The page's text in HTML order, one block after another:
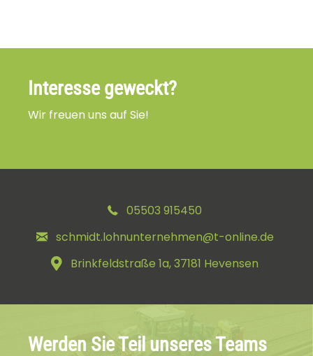
Interesse geweckt?
Wir freuen uns auf Sie!
05503 915450
schmidt.lohnunternehmen@t-online.de
Brinkfeldstraße 1a, 37181 Hevensen
Werden Sie Teil unseres Teams